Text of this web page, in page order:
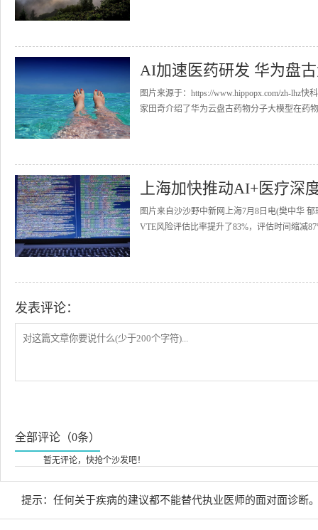
AI加速医药研发 华为盘
图片来源于：https://www.hippopx.com/zh-lhz
家田奇介绍了华为云盘古药物分子大模型在药
上海加快推动AI+医疗深
图片来自沙沙野中新网上海7月8日电(樊中华
VTE风险评估比率提升了83%，评估时间缩减
发表评论：
全部评论（0条）
暂无评论，快抢个沙发吧！
提示：任何关于疾病的建议都不能替代执业医师的面对面诊断